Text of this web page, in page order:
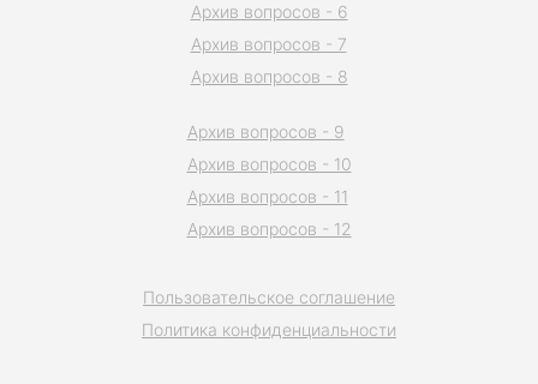
Пользовательское соглашение
Политика конфиденциальности
Архив вопросов - 6
Архив вопросов - 7
Архив вопросов - 8
Архив вопросов - 9
Архив вопросов - 10
Архив вопросов - 11
Архив вопросов - 12